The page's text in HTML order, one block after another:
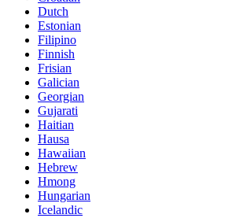
Dutch
Estonian
Filipino
Finnish
Frisian
Galician
Georgian
Gujarati
Haitian
Hausa
Hawaiian
Hebrew
Hmong
Hungarian
Icelandic